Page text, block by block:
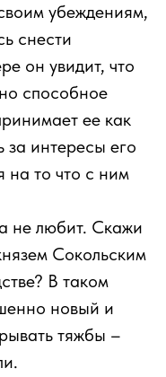
убеждениям,
снести
он увидит, что
способное
ее как
за интересы его
на то что с ним
не любит. Скажи
Сокольским
В таком
новый и
тяжбы –